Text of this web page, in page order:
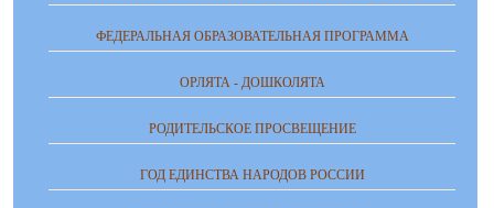
ФЕДЕРАЛЬНАЯ ОБРАЗОВАТЕЛЬНАЯ ПРОГРАММА
ОРЛЯТА - ДОШКОЛЯТА
РОДИТЕЛЬСКОЕ ПРОСВЕЩЕНИЕ
ГОД ЕДИНСТВА НАРОДОВ РОССИИ